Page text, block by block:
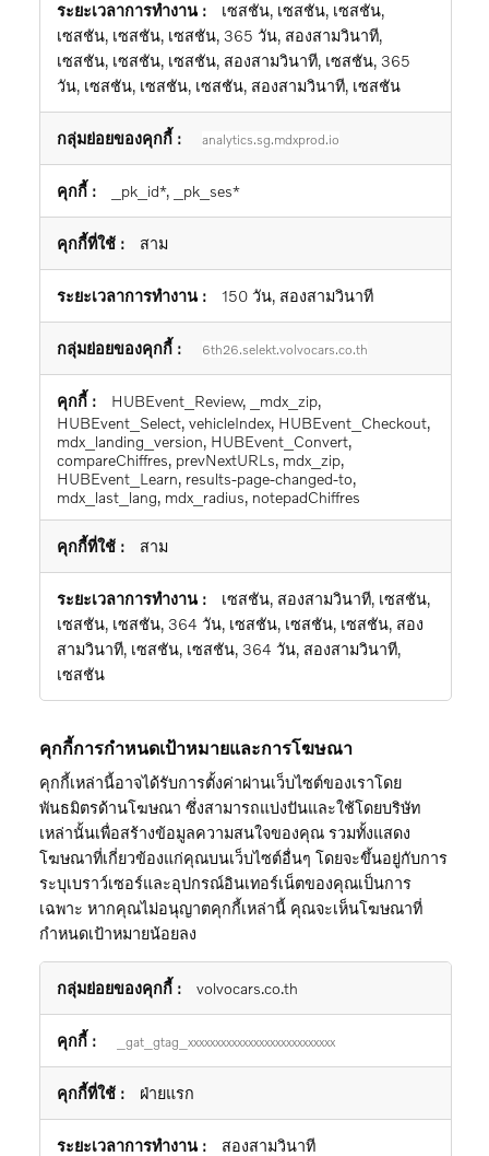
เซสชัน, เซสชัน, เซสชัน,
เซสชัน, เซสชัน, เซสชัน, 365 วัน, สองสามวินาที,
เซสชัน, เซสชัน, เซสชัน, สองสามวินาที, เซสชัน, 365
วัน, เซสชัน, เซสชัน, เซสชัน, สองสามวินาที, เซสชัน
analytics.sg.mdxprod.io
_pk_id*, _pk_ses*
สาม
150 วัน, สองสามวินาที
6th26.selekt.volvocars.co.th
HUBEvent_Review, _mdx_zip,
HUBEvent_Select, vehicleIndex, HUBEvent_Checkout,
mdx_landing_version, HUBEvent_Convert,
compareChiffres, prevNextURLs, mdx_zip,
HUBEvent_Learn, results-page-changed-to,
mdx_last_lang, mdx_radius, notepadChiffres
สาม
เซสชัน, สองสามวินาที, เซสชัน,
เซสชัน, เซสชัน, 364 วัน, เซสชัน, เซสชัน, เซสชัน, สอง
สามวินาที, เซสชัน, เซสชัน, 364 วัน, สองสามวินาที,
เซสชัน
คุกกี้การกำหนดเป้าหมายและการโฆษณา
คุกกี้เหล่านี้อาจได้รับการตั้งค่าผ่านเว็บไซต์ของเราโดย
พันธมิตรด้านโฆษณา ซึ่งสามารถแบ่งปันและใช้โดยบริษัท
เหล่านั้นเพื่อสร้างข้อมูลความสนใจของคุณ รวมทั้งแสดง
โฆษณาที่เกี่ยวข้องแก่คุณบนเว็บไซต์อื่นๆ โดยจะขึ้นอยู่กับการ
ระบุเบราว์เซอร์และอุปกรณ์อินเทอร์เน็ตของคุณเป็นการ
เฉพาะ หากคุณไม่อนุญาตคุกกี้เหล่านี้ คุณจะเห็นโฆษณาที่
กำหนดเป้าหมายน้อยลง
การ
กำหนด
เป้า
หมาย
และ
การ
volvocars.co.th
_gat_gtag_xxxxxxxxxxxxxxxxxxxxxxxxxxx
ฝ่ายแรก
สองสามวินาที